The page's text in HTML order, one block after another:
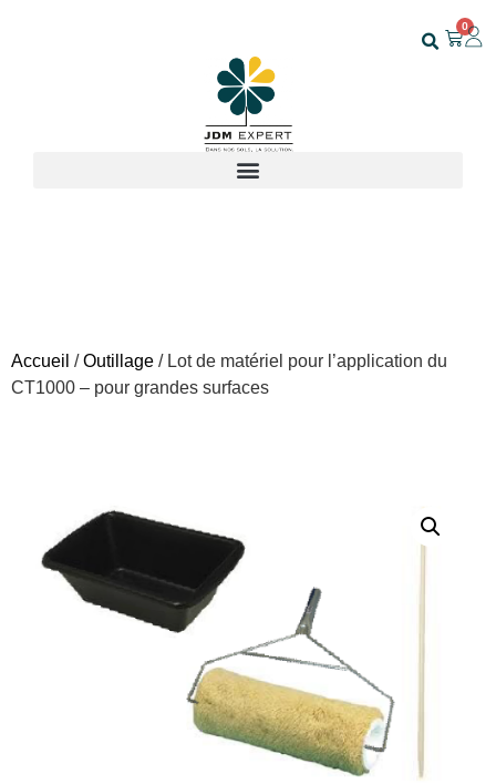
0
Accueil /Outillage / Lot de matériel pour l’application du
CT1000 – pour grandes surfaces